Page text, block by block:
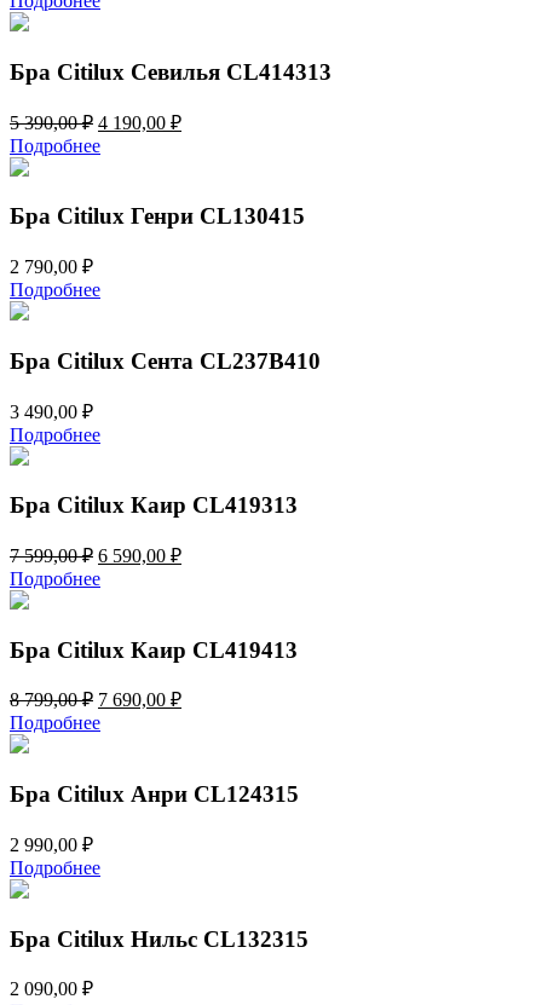
Бра Citilux Севилья CL414313
5 390,00₽ Первоначальная
цена
составляла
390,00 ₽.
4 190,00 ₽Текущая
Подробнее
Бра Citilux Генри CL130415
2 790,00 ₽
Подробнее
Бра Citilux Сента CL237B410
3 490,00 ₽
Подробнее
Бра Citilux Каир CL419313
7 599,00₽ Первоначальная
цена
составляла
599,00 ₽.
6 590,00 ₽Текущая
Подробнее
Бра Citilux Каир CL419413
8 799,00₽ Первоначальная
цена
составляла
799,00 ₽.
7 690,00 ₽Текущая
Подробнее
Бра Citilux Анри CL124315
2 990,00 ₽
Подробнее
Бра Citilux Нильс CL132315
2 090,00 ₽